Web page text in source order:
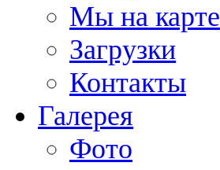
Мы на карте
Загрузки
Контакты
Галерея
Фото